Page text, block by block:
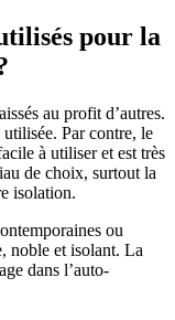
pour la
au profit d’autres.
Par contre, le
à utiliser et est très
de choix, surtout la
isolation.
ou
noble et isolant. La
dans l’auto-